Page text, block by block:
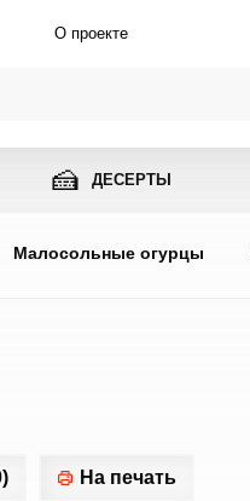
О проекте
🍰 ДЕСЕРТЫ
Малосольные огурцы
На печать